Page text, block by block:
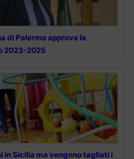
di Palermo approva la
2023-2025
in Sicilia ma vengono tagliati i